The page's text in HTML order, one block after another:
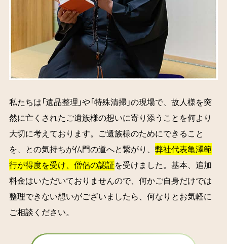
私たちは「遺品整理」や「特殊清掃」の現場で、故人様を突
然に亡くされたご遺族様の想いに寄り添うことを何より
大切に考えております。ご遺族様のためにできること
を、との気持ちが仏門の道へと繋がり、 弊社代表亀澤範
行が得度を受け、僧侶の認証を受けました。基本、追加
料金はいただいておりませんので、何かご自身だけでは
整理できない想いがございましたら、何なりとお気軽に
ご相談ください。